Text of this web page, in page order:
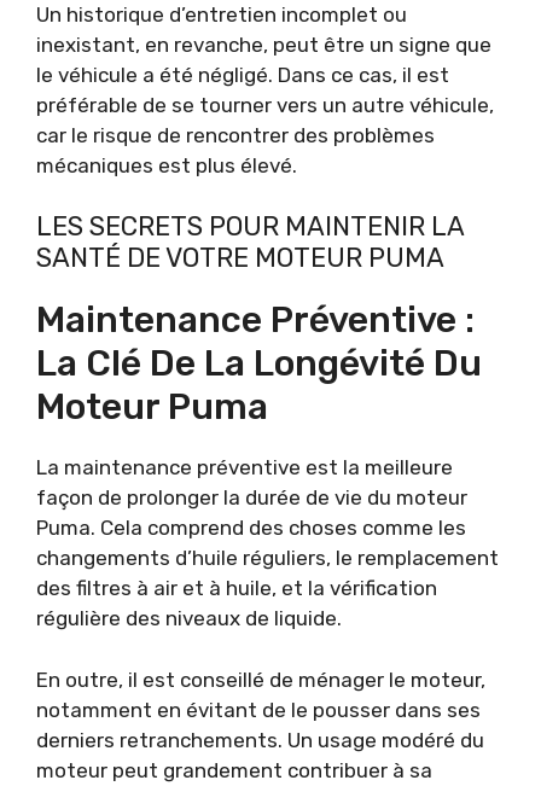
Un historique d’entretien incomplet ou
inexistant, en revanche, peut être un signe que
le véhicule a été négligé. Dans ce cas, il est
préférable de se tourner vers un autre véhicule,
car le risque de rencontrer des problèmes
mécaniques est plus élevé.
LES SECRETS POUR MAINTENIR LA
SANTÉ DE VOTRE MOTEUR PUMA
Maintenance Préventive :
La Clé De La Longévité Du
Moteur Puma
La maintenance préventive est la meilleure
façon de prolonger la durée de vie du moteur
Puma. Cela comprend des choses comme les
changements d’huile réguliers, le remplacement
des filtres à air et à huile, et la vérification
régulière des niveaux de liquide.
En outre, il est conseillé de ménager le moteur,
notamment en évitant de le pousser dans ses
derniers retranchements. Un usage modéré du
moteur peut grandement contribuer à sa